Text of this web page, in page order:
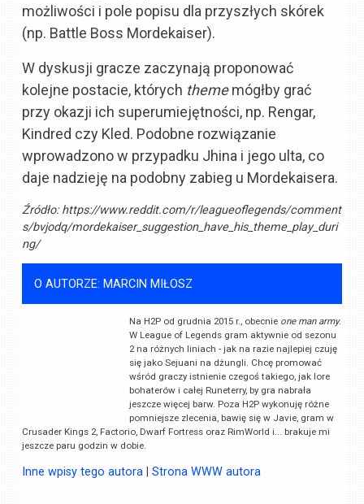
możliwości i pole popisu dla przyszłych skórek
(np. Battle Boss Mordekaiser).
W dyskusji gracze zaczynają proponować
kolejne postacie, których thememógłby grać
przy okazji ich superumiejętności, np. Rengar,
Kindred czy Kled. Podobne rozwiązanie
wprowadzono w przypadku Jhina i jego ulta, co
daje nadzieję na podobny zabieg u Mordekaisera.
Źródło:https://www.reddit.com/r/leagueoflegends/comment
s/bvjodq/mordekaiser_suggestion_have_his_theme_play_duri
ng/
O AUTORZE: MARCIN MIŁOSZ
Na H2P od grudnia 2015 r., obecnie one man army.
W League of Legends gram aktywnie od sezonu
2 na różnych liniach - jak na razie najlepiej czuję
się jako Sejuani na dżungli. Chcę promować
wśród graczy istnienie czegoś takiego, jak lore
bohaterów i całej Runeterry, by gra nabrała
jeszcze więcej barw. Poza H2P wykonuję różne
pomniejsze zlecenia, bawię się w Javie, gram w
Crusader Kings 2, Factorio, Dwarf Fortress oraz RimWorld i... brakuje mi
jeszcze paru godzin w dobie.
Inne wpisy tego autora |Strona WWW autora